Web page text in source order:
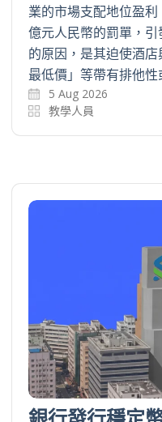
業的市場支配地位盈
億元人民幣的罰單，
的原因，是其迫使酒
最低價」等帶有排他
5 Aug 2026
教學人員